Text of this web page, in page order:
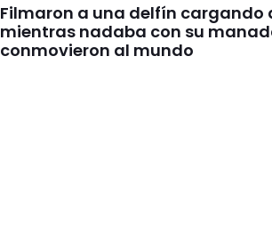
Filmaron a una delfín cargando
mientras nadaba con su
conmovieron al mundo